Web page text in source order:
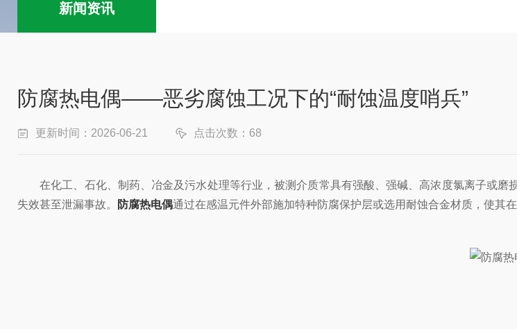
新闻资讯
防腐热电偶——恶劣腐蚀工况下的“耐蚀温度哨兵”
更新时间：2026-06-21 点击次数：68
在化工、石化、制药、冶金及污水处理等行业，被测介质常具有强酸、强碱、高浓度氯离子或磨
失效甚至泄漏事故。
防腐热电偶通过在感温元件外部施加特种防腐保护层或选用耐蚀合金材质，使其